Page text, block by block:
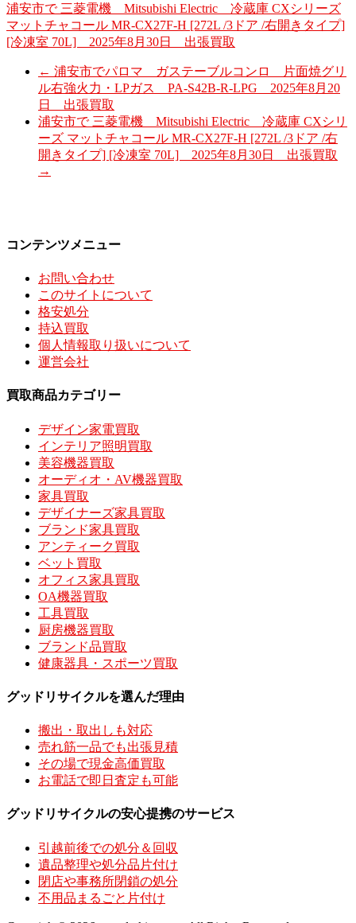
浦安市で 三菱電機 Mitsubishi Electric 冷蔵庫 CXシリーズ
マットチャコール MR-CX27F-H [272L /3ドア /右開きタイプ]
[冷凍室 70L] 2025年8月30日 出張買取
← 浦安市でパロマ ガステーブルコンロ 片面焼グリ
ル右強火力・LPガス PA-S42B-R-LPG 2025年8月20
日 出張買取
浦安市で 三菱電機 Mitsubishi Electric 冷蔵庫 CXシリ
ーズ マットチャコール MR-CX27F-H [272L /3ドア /右
開きタイプ] [冷凍室 70L] 2025年8月30日 出張買取
→
コンテンツメニュー
お問い合わせ
このサイトについて
格安処分
持込買取
個人情報取り扱いについて
運営会社
買取商品カテゴリー
デザイン家電買取
インテリア照明買取
美容機器買取
オーディオ・AV機器買取
家具買取
デザイナーズ家具買取
ブランド家具買取
アンティーク買取
ベット買取
オフィス家具買取
OA機器買取
工具買取
厨房機器買取
ブランド品買取
健康器具・スポーツ買取
グッドリサイクルを選んだ理由
搬出・取出しも対応
売れ筋一品でも出張見積
その場で現金高価買取
お電話で即日査定も可能
グッドリサイクルの安心提携のサービス
引越前後での処分＆回収
遺品整理や処分品片付け
閉店や事務所閉鎖の処分
不用品まるごと片付け